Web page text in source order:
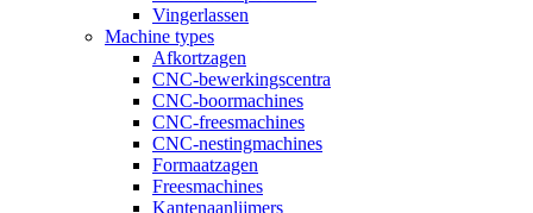
Vingerlassen
Machine types
Afkortzagen
CNC-bewerkingscentra
CNC-boormachines
CNC-freesmachines
CNC-nestingmachines
Formaatzagen
Freesmachines
Kantenaanlijmers